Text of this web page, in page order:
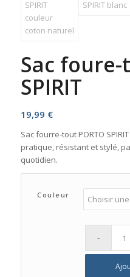
Sac foure-
SPIRIT
19,99 €
Sac fourre-tout PORTO
pratique, résistant et stylé,
quotidien.
Couleur